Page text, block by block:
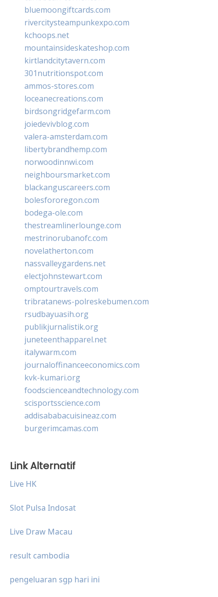
bluemoongiftcards.com
rivercitysteampunkexpo.com
kchoops.net
mountainsideskateshop.com
kirtlandcitytavern.com
301nutritionspot.com
ammos-stores.com
loceanecreations.com
birdsongridgefarm.com
joiedevivblog.com
valera-amsterdam.com
libertybrandhemp.com
norwoodinnwi.com
neighboursmarket.com
blackanguscareers.com
bolesfororegon.com
bodega-ole.com
thestreamlinerlounge.com
mestrinorubanofc.com
novelatherton.com
nassvalleygardens.net
electjohnstewart.com
omptourtravels.com
tribratanews-polreskebumen.com
rsudbayuasih.org
publikjurnalistik.org
juneteenthapparel.net
italywarm.com
journaloffinanceeconomics.com
kvk-kumari.org
foodscienceandtechnology.com
scisportsscience.com
addisababacuisineaz.com
burgerimcamas.com
Link Alternatif
Live HK
Slot Pulsa Indosat
Live Draw Macau
result cambodia
pengeluaran sgp hari ini